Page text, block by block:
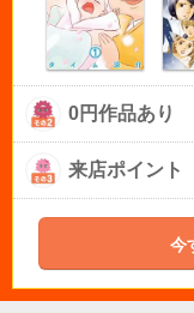
0円作品あり
来店ポイント
今